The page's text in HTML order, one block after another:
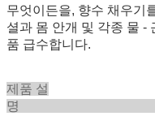
무엇이든을, 향수 채우기
셜과 몸 안개 및 각종 물 -
품 급수합니다.
제품 설